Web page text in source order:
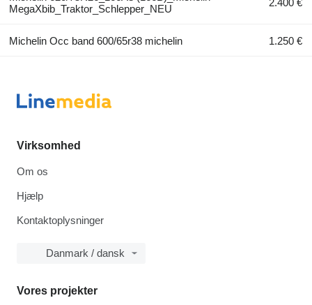
MegaXbib_Traktor_Schlepper_NEU
Michelin Occ band 600/65r38 michelin 1.250 €
Virksomhed
Om os
Hjælp
Kontaktoplysninger
Danmark / dansk
Vores projekter